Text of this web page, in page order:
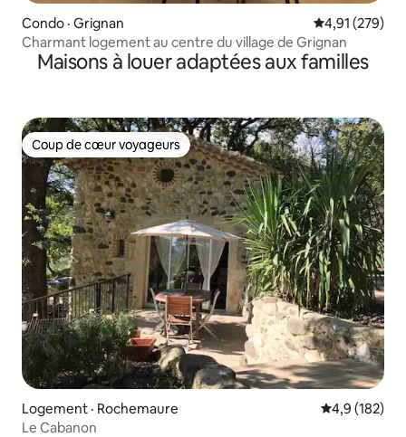
Condo · Grignan Note
4,91 (279)
Charmant logement au centre du village de Grignan
Maisons à louer adaptées aux familles
Coup de cœur voyageurs
Coup de cœur voyageurs
Logement · Rochemaure Note
4,9 (182)
Le Cabanon